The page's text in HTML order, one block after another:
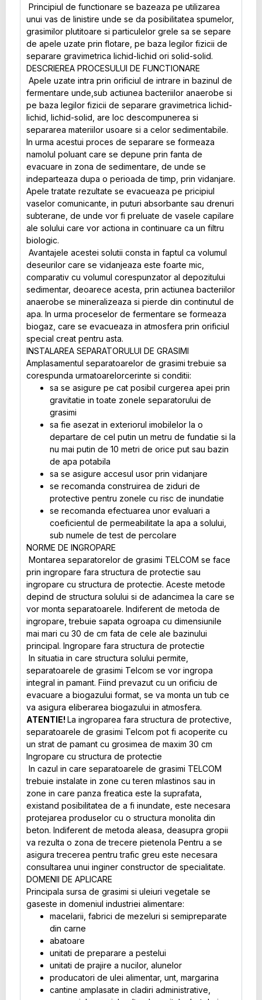
Principiul de functionare se bazeaza pe utilizarea
unui vas de linistire unde se da posibilitatea spumelor,
grasimilor plutitoare si particulelor grele sa se separe
de apele uzate prin flotare, pe baza legilor fizicii de
separare gravimetrica lichid-lichid ori solid-solid.
DESCRIEREA PROCESULUI DE FUNCTIONARE
Apele uzate intra prin orificiul de intrare in bazinul de
fermentare unde,sub actiunea bacteriilor anaerobe si
pe baza legilor fizicii de separare gravimetrica lichid-
lichid, lichid-solid, are loc descompunerea si
separarea materiilor usoare si a celor sedimentabile.
In urma acestui proces de separare se formeaza
namolul poluant care se depune prin fanta de
evacuare in zona de sedimentare, de unde se
indeparteaza dupa o perioada de timp, prin vidanjare.
Apele tratate rezultate se evacueaza pe pricipiul
vaselor comunicante, in puturi absorbante sau drenuri
subterane, de unde vor fi preluate de vasele capilare
ale solului care vor actiona in continuare ca un filtru
biologic.
Avantajele acestei solutii consta in faptul ca volumul
deseurilor care se vidanjeaza este foarte mic,
comparativ cu volumul corespunzator al depozitului
sedimentar, deoarece acesta, prin actiunea bacteriilor
anaerobe se mineralizeaza si pierde din continutul de
apa. In urma proceselor de fermentare se formeaza
biogaz, care se evacueaza in atmosfera prin orificiul
special creat pentru asta.
INSTALAREA SEPARATORULUI DE GRASIMI
Amplasamentul separatoarelor de grasimi trebuie sa
corespunda urmatoarelorcerinte si conditii:
sa se asigure pe cat posibil curgerea apei prin
gravitatie in toate zonele separatorului de
grasimi
sa fie asezat in exteriorul imobilelor la o
departare de cel putin un metru de fundatie si la
nu mai putin de 10 metri de orice put sau bazin
de apa potabila
sa se asigure accesul usor prin vidanjare
se recomanda construirea de ziduri de
protective pentru zonele cu risc de inundatie
se recomanda efectuarea unor evaluari a
coeficientul de permeabilitate la apa a solului,
sub numele de test de percolare
NORME DE INGROPARE
Montarea separatorelor de grasimi TELCOM se face
prin ingropare fara structura de protectie sau
ingropare cu structura de protectie. Aceste metode
depind de structura solului si de adancimea la care se
vor monta separatoarele. Indiferent de metoda de
ingropare, trebuie sapata ogroapa cu dimensiunile
mai mari cu 30 de cm fata de cele ale bazinului
principal. Ingropare fara structura de protectie
In situatia in care structura solului permite,
separatoarele de grasimi Telcom se vor ingropa
integral in pamant. Fiind prevazut cu un orificiu de
evacuare a biogazului format, se va monta un tub ce
va asigura eliberarea biogazului in atmosfera.
ATENTIE! La ingroparea fara structura de protective,
separatoarele de grasimi Telcom pot fi acoperite cu
un strat de pamant cu grosimea de maxim 30 cm
Ingropare cu structura de protectie
In cazul in care separatoarele de grasimi TELCOM
trebuie instalate in zone cu teren mlastinos sau in
zone in care panza freatica este la suprafata,
existand posibilitatea de a fi inundate, este necesara
protejarea produselor cu o structura monolita din
beton. Indiferent de metoda aleasa, deasupra gropii
va rezulta o zona de trecere pietenola Pentru a se
asigura trecerea pentru trafic greu este necesara
consultarea unui inginer constructor de specialitate.
DOMENII DE APLICARE
Principala sursa de grasimi si uleiuri vegetale se
gaseste in domeniul industriei alimentare:
macelarii, fabrici de mezeluri si semipreparate
din carne
abatoare
unitati de preparare a pestelui
unitati de prajire a nucilor, alunelor
producatori de ulei alimentar, unt, margarina
cantine amplasate in cladiri administrative,